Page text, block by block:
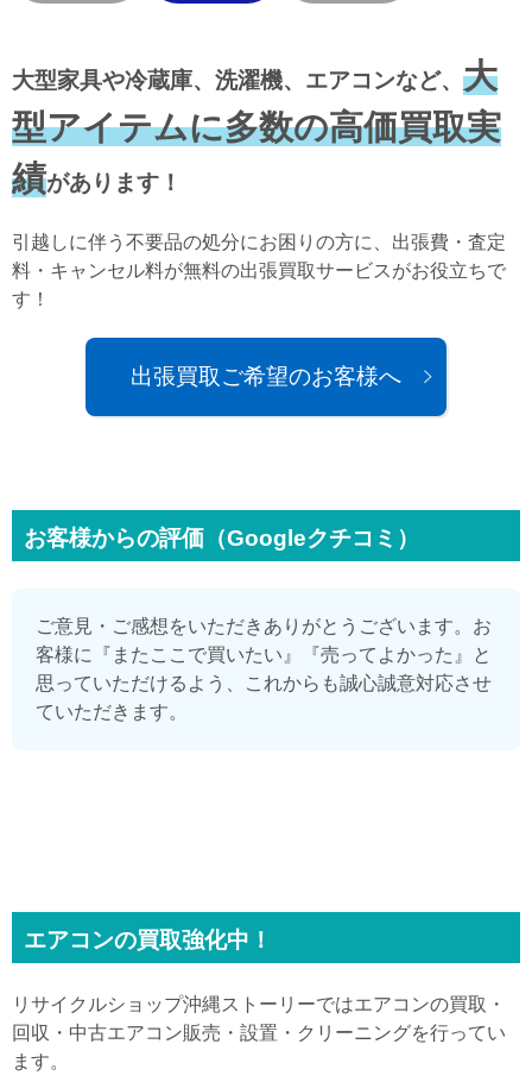
大型家具や冷蔵庫、洗濯機、エアコンなど、 大
型アイテムに多数の高価買取実
績があります！
引越しに伴う不要品の処分にお困りの方に、出張費・査定
料・キャンセル料が無料の出張買取サービスがお役立ちで
す！
出張買取ご希望のお客様へ
お客様からの評価（Googleクチコミ）
ご意見・ご感想をいただきありがとうございます。お
客様に『またここで買いたい』『売ってよかった』と
思っていただけるよう、これからも誠心誠意対応させ
ていただきます。
エアコンの買取強化中！
リサイクルショップ沖縄ストーリーではエアコンの買取・
回収・中古エアコン販売・設置・クリーニングを行ってい
ます。